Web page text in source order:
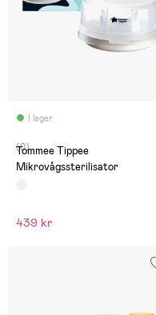
I lager
(0)
Tommee Tippee
Mikrovågssterilisator
439 kr